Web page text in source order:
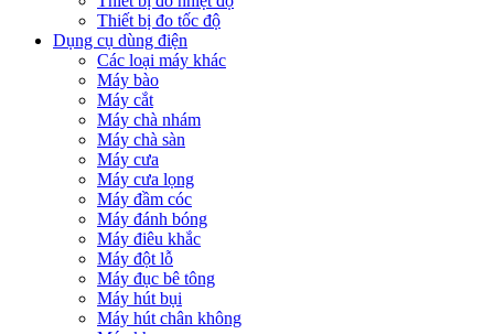
Thiết bị đo tốc độ
Dụng cụ dùng điện
Các loại máy khác
Máy bào
Máy cắt
Máy chà nhám
Máy chà sàn
Máy cưa
Máy cưa lọng
Máy đầm cóc
Máy đánh bóng
Máy điêu khắc
Máy đột lỗ
Máy đục bê tông
Máy hút bụi
Máy hút chân không